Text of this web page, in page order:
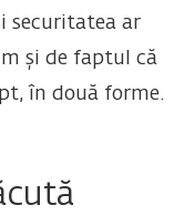
securitatea ar
și de faptul că
în două forme.